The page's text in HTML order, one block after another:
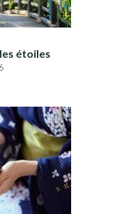
étoiles